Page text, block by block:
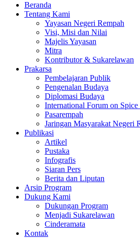
Beranda
Tentang Kami
Yayasan Negeri Rempah
Visi, Misi dan Nilai
Majelis Yayasan
Mitra
Kontributor & Sukarelawan
Prakarsa
Pembelajaran Publik
Pengenalan Budaya
Diplomasi Budaya
International Forum on Spice
Pasarempah
Jaringan Masyarakat Negeri
Publikasi
Artikel
Pustaka
Infografis
Siaran Pers
Berita dan Liputan
Arsip Program
Dukung Kami
Dukungan Program
Menjadi Sukarelawan
Cinderamata
Kontak